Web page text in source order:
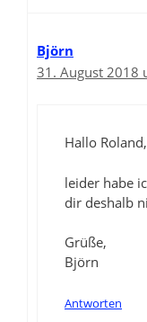
Björn
31. August 2018
Hallo Roland,
leider habe
dir deshalb
Grüße,
Björn
Antworten